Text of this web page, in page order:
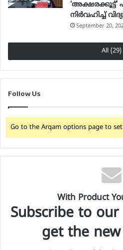
‘അക്ഷരക്കൂട്ട്’
നിർവഹിച്ച്
September 20,
All (29)
Follow Us
Go to the Arqam options page to
With Product
Subscribe to
get the